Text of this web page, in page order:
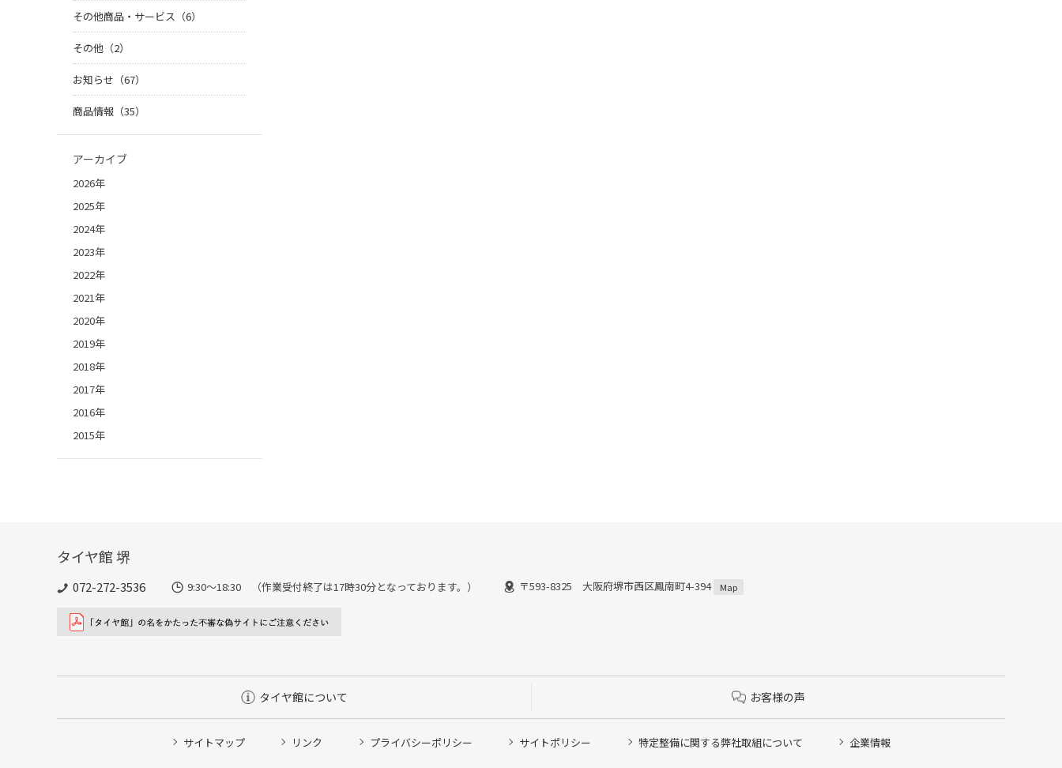
その他商品・サービス（6）
その他（2）
お知らせ（67）
商品情報（35）
アーカイブ
2026年
2025年
2024年
2023年
2022年
2021年
2020年
2019年
2018年
2017年
2016年
2015年
タイヤ館 堺
072-272-3536 9:30〜18:30 （作業受付終了は17時30分となっております。） 〒593-8325 大阪府堺市西区鳳南町4-394 Map
タイヤ館について お客様の声
サイトマップ リンク プライバシーポリシー サイトポリシー 特定整備に関する弊社取組について 企業情報